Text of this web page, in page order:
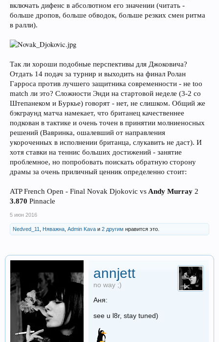
включать дифенс в абсолютном его значении (читать -
больше дропов, больше обводок, больше резких смен ритма
в ралли).
Так ли хороши подобные перспективы для Джоковича?
Отдать 14 подач за турнир и выходить на финал Ролан
Гарроса против лучшего защитника современности - не too
match ли это? Сложности Энди на стартовой неделе (3-2 со
Штепанеком и Буркье) говорят - нет, не слишком. Общий же
бэкграунд матча намекает, что британец качественнее
подкован в тактике и очень точен в принятии молниеносных
решений (Вавринка, ошалевший от направления
укороченных в исполнении британца, слукавить не даст). И
хотя ставки на теннис больших достижений - занятие
проблемное, но попробовать поискать обратную сторону
драмы за очень приличный ценник определенно стоит:
ATP French Open - Final Novak Djokovic vs Andy Murray 2
3.870 Pinnacle
5 июн 2016
Nedved_11 Няважна Admin Kava и 2 другим нравится это.
annjett
no way ;)
Аня:
see u l8r, stay tuned)